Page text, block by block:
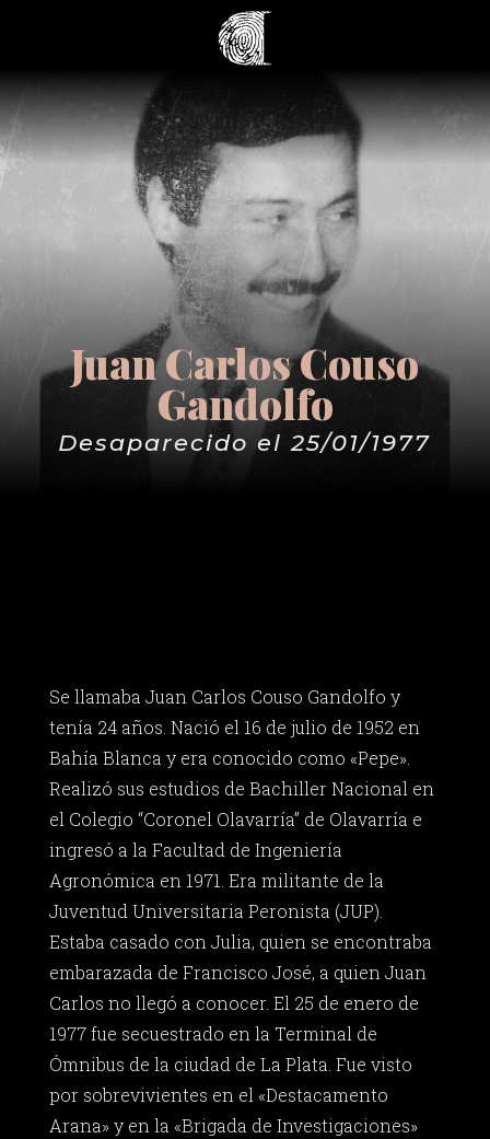
Juan Carlos Couso
Gandolfo
Desaparecido el 25/01/1977
Se llamaba Juan Carlos Couso Gandolfo y
tenía 24 años. Nació el 16 de julio de 1952 en
Bahía Blanca y era conocido como «Pepe».
Realizó sus estudios de Bachiller Nacional en
el Colegio “Coronel Olavarría” de Olavarría e
ingresó a la Facultad de Ingeniería
Agronómica en 1971. Era militante de la
Juventud Universitaria Peronista (JUP).
Estaba casado con Julia, quien se encontraba
embarazada de Francisco José, a quien Juan
Carlos no llegó a conocer. El 25 de enero de
1977 fue secuestrado en la Terminal de
Ómnibus de la ciudad de La Plata. Fue visto
por sobrevivientes en el «Destacamento
Arana» y en la «Brigada de Investigaciones»